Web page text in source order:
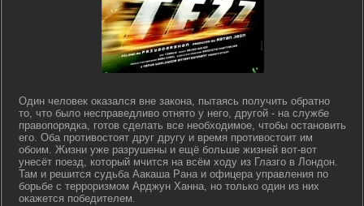
Один человек оказался вне закона, пытаясь получить обратно
то, что было несправедливо отнято у него, другой - на службе
правопорядка, готов сделать все необходимое, чтобы остановить
его. Оба противостоят друг другу и время противостоит им
обоим. Жизни уже разрушены и ещё больше жизней вот-вот
унесёт поезд, который мчится на всём ходу из Глазго в Лондон.
Там и решится судьба Аакаша Рана и офицера управления по
борьбе с терроризмом Арджун Ханна, но только один из них
окажется победителем.